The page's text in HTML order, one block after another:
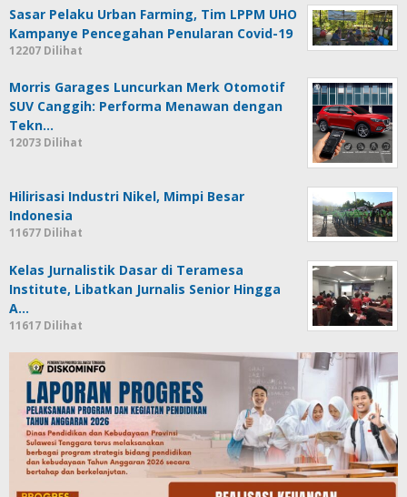
Sasar Pelaku Urban Farming, Tim LPPM UHO
Kampanye Pencegahan Penularan Covid-19
12207 Dilihat
Morris Garages Luncurkan Merk Otomotif
SUV Canggih: Performa Menawan dengan
Tekn…
12073 Dilihat
Hilirisasi Industri Nikel, Mimpi Besar
Indonesia
11677 Dilihat
Kelas Jurnalistik Dasar di Teramesa
Institute, Libatkan Jurnalis Senior Hingga
A…
11617 Dilihat